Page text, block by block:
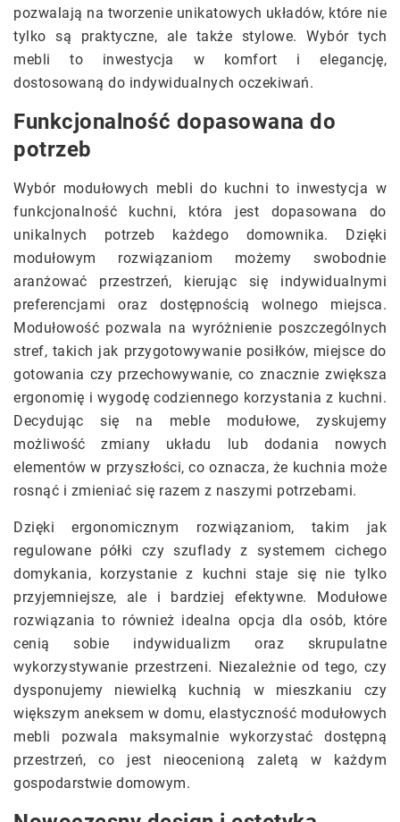
pozwalają na tworzenie unikatowych układów, które nie
tylko są praktyczne, ale także stylowe. Wybór tych
mebli to inwestycja w komfort i elegancję,
dostosowaną do indywidualnych oczekiwań.
Funkcjonalność dopasowana do
potrzeb
Wybór modułowych mebli do kuchni to inwestycja w
funkcjonalność kuchni, która jest dopasowana do
unikalnych potrzeb każdego domownika. Dzięki
modułowym rozwiązaniom możemy swobodnie
aranżować przestrzeń, kierując się indywidualnymi
preferencjami oraz dostępnością wolnego miejsca.
Modułowość pozwala na wyróżnienie poszczególnych
stref, takich jak przygotowywanie posiłków, miejsce do
gotowania czy przechowywanie, co znacznie zwiększa
ergonomię i wygodę codziennego korzystania z kuchni.
Decydując się na meble modułowe, zyskujemy
możliwość zmiany układu lub dodania nowych
elementów w przyszłości, co oznacza, że kuchnia może
rosnąć i zmieniać się razem z naszymi potrzebami.
Dzięki ergonomicznym rozwiązaniom, takim jak
regulowane półki czy szuflady z systemem cichego
domykania, korzystanie z kuchni staje się nie tylko
przyjemniejsze, ale i bardziej efektywne. Modułowe
rozwiązania to również idealna opcja dla osób, które
cenią sobie indywidualizm oraz skrupulatne
wykorzystywanie przestrzeni. Niezależnie od tego, czy
dysponujemy niewielką kuchnią w mieszkaniu czy
większym aneksem w domu, elastyczność modułowych
mebli pozwala maksymalnie wykorzystać dostępną
przestrzeń, co jest nieocenioną zaletą w każdym
gospodarstwie domowym.